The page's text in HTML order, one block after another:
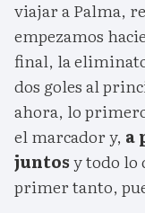
viajar a Palma,
empezamos
final, la
dos goles al
ahora, lo
el marcador y, a
juntosy todo lo
primer tanto,